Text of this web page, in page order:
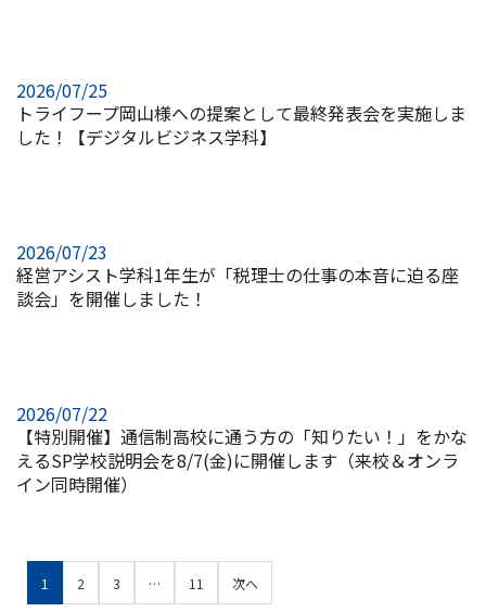
2026/07/25
トライフープ岡山様への提案として最終発表会を実施しま
した！【デジタルビジネス学科】
2026/07/23
経営アシスト学科1年生が「税理士の仕事の本音に迫る座
談会」を開催しました！
2026/07/22
【特別開催】通信制高校に通う方の「知りたい！」をかな
えるSP学校説明会を8/7(金)に開催します（来校＆オンラ
イン同時開催）
1 2 3 … 11 次へ